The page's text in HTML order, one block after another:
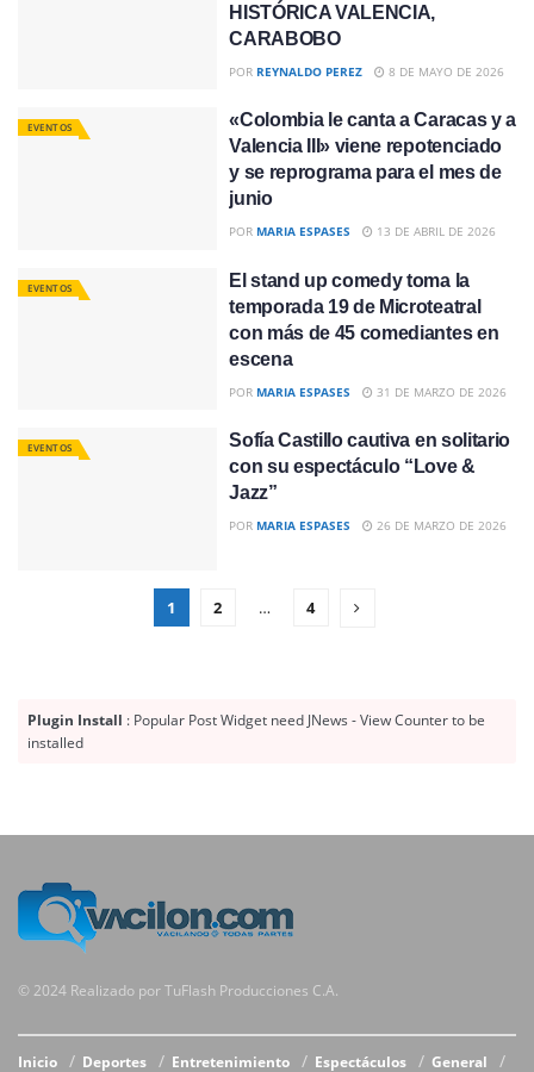
HISTÓRICA VALENCIA,
CARABOBO
POR REYNALDO PEREZ 8 DE MAYO DE 2026
EVENTOS
«Colombia le canta a Caracas y a
Valencia III» viene repotenciado
y se reprograma para el mes de
junio
POR MARIA ESPASES 13 DE ABRIL DE 2026
EVENTOS
El stand up comedy toma la
temporada 19 de Microteatral
con más de 45 comediantes en
escena
POR MARIA ESPASES 31 DE MARZO DE 2026
EVENTOS
Sofía Castillo cautiva en solitario
con su espectáculo “Love &
Jazz”
POR MARIA ESPASES 26 DE MARZO DE 2026
1 2 … 4
Plugin Install : Popular Post Widget need JNews - View Counter to be
installed
© 2024 Realizado por TuFlash Producciones C.A.
Inicio Deportes Entretenimiento Espectáculos General